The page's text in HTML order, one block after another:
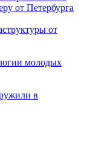
от Петербурга
от
молодых
в